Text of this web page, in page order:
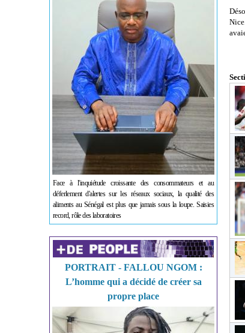
Face à l'inquiétude croissante des consommateurs et au
déferlement d'alertes sur les réseaux sociaux, la qualité des
aliments au Sénégal est plus que jamais sous la loupe. Saisies
record, rôle des laboratoires
PORTRAIT - FALLOU NGOM :
L’homme qui a décidé de créer sa
propre place